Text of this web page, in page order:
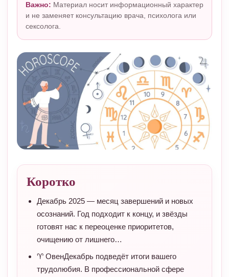
Важно: Материал носит информационный характер
и не заменяет консультацию врача, психолога или
сексолога.
Коротко
Декабрь 2025 — месяц завершений и новых
осознаний. Год подходит к концу, и звёзды
готовят нас к переоценке приоритетов,
очищению от лишнего…
♈ ОвенДекабрь подведёт итоги вашего
трудолюбия. В профессиональной сфере